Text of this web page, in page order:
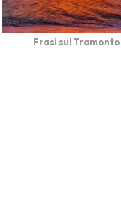
Frasi sul Tramonto